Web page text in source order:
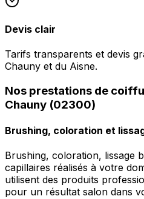
Devis clair
Tarifs transparents et devis
Chauny et du Aisne.
Nos prestations de
Chauny (02300)
Brushing, coloration et
Brushing, coloration, lissage
capillaires réalisés à votre
utilisent des produits
pour un résultat salon dans